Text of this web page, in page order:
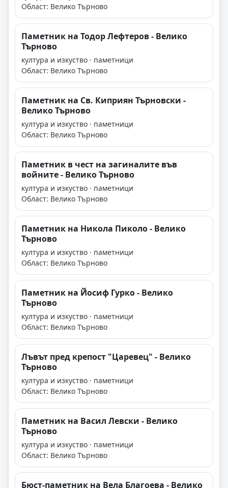
Област: Велико Търново
Паметник на Тодор Лефтеров - Велико
Търново
култура и изкуство · паметници
Област: Велико Търново
Паметник на Св. Киприян Търновски -
Велико Търново
култура и изкуство · паметници
Област: Велико Търново
Паметник в чест на загиналите във
войните - Велико Търново
култура и изкуство · паметници
Област: Велико Търново
Паметник на Никола Пиколо - Велико
Търново
култура и изкуство · паметници
Област: Велико Търново
Паметник на Йосиф Гурко - Велико
Търново
култура и изкуство · паметници
Област: Велико Търново
Лъвът пред крепост "Царевец" - Велико
Търново
култура и изкуство · паметници
Област: Велико Търново
Паметник на Васил Левски - Велико
Търново
култура и изкуство · паметници
Област: Велико Търново
Бюст-паметник на Вела Благоева - Велико